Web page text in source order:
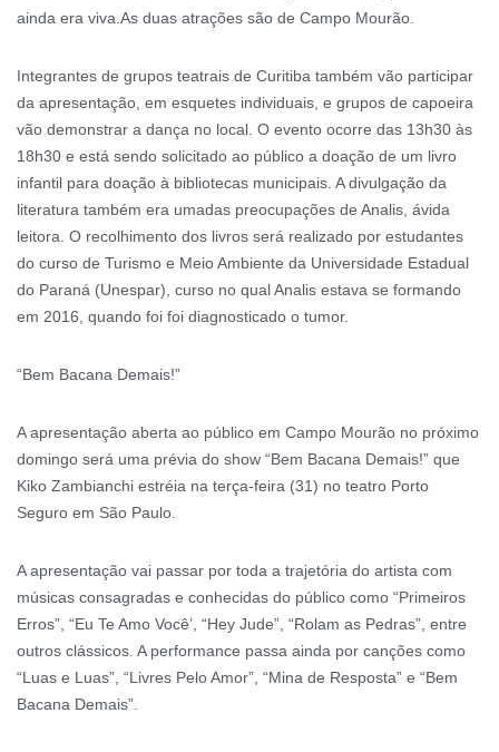
ainda era viva.As duas atrações são de Campo Mourão.
Integrantes de grupos teatrais de Curitiba também vão participar
da apresentação, em esquetes individuais, e grupos de capoeira
vão demonstrar a dança no local. O evento ocorre das 13h30 às
18h30 e está sendo solicitado ao público a doação de um livro
infantil para doação à bibliotecas municipais. A divulgação da
literatura também era umadas preocupações de Analis, ávida
leitora. O recolhimento dos livros será realizado por estudantes
do curso de Turismo e Meio Ambiente da Universidade Estadual
do Paraná (Unespar), curso no qual Analis estava se formando
em 2016, quando foi foi diagnosticado o tumor.
“Bem Bacana Demais!”
A apresentação aberta ao público em Campo Mourão no próximo
domingo será uma prévia do show “Bem Bacana Demais!” que
Kiko Zambianchi estréia na terça-feira (31) no teatro Porto
Seguro em São Paulo.
A apresentação vai passar por toda a trajetória do artista com
músicas consagradas e conhecidas do público como “Primeiros
Erros”, “Eu Te Amo Você’, “Hey Jude”, “Rolam as Pedras”, entre
outros clássicos. A performance passa ainda por canções como
“Luas e Luas”, “Livres Pelo Amor”, “Mina de Resposta” e “Bem
Bacana Demais”.